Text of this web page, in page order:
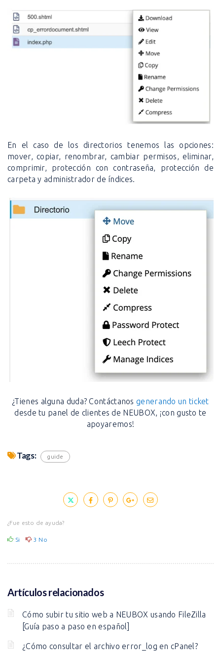
En el caso de los directorios tenemos las opciones:
mover, copiar, renombrar, cambiar permisos, eliminar,
comprimir, protección con contraseña, protección de
carpeta y administrador de índices.
¿Tienes alguna duda? Contáctanosgenerando un ticket
desde tu panel de clientes de NEUBOX, ¡con gusto te
apoyaremos!
Tags: guide
¿Fue esto de ayuda?
Si 3 No
Artículos relacionados
Cómo subir tu sitio web a NEUBOX usando FileZilla
[Guía paso a paso en español]
¿Cómo consultar el archivo error_log en cPanel?